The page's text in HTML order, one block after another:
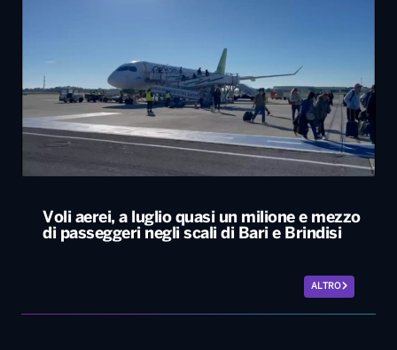
Voli aerei, a luglio quasi un milione e mezzo
di passeggeri negli scali di Bari e Brindisi
ALTRO
Le nostre app
PLAYER